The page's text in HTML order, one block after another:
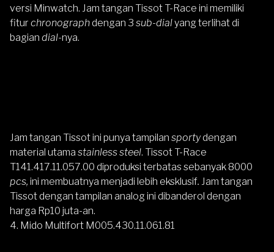
versi Minwatch. Jam tangan Tissot T-Race ini memiliki
fitur chronographdengan 3 sub-dialyang terlihat di
bagian dial-nya.
Jam tangan Tissot ini punya tampilan sportydengan
material utama stainless steel. Tissot T-Race
T141.417.11.057.00 diproduksi terbatas sebanyak 8000
pcs, ini membuatnya menjadi lebih eksklusif. Jam tangan
Tissot dengan tampilan analog ini dibanderol dengan
harga Rp10 juta-an.
4. Mido Multifort M005.430.11.061.81